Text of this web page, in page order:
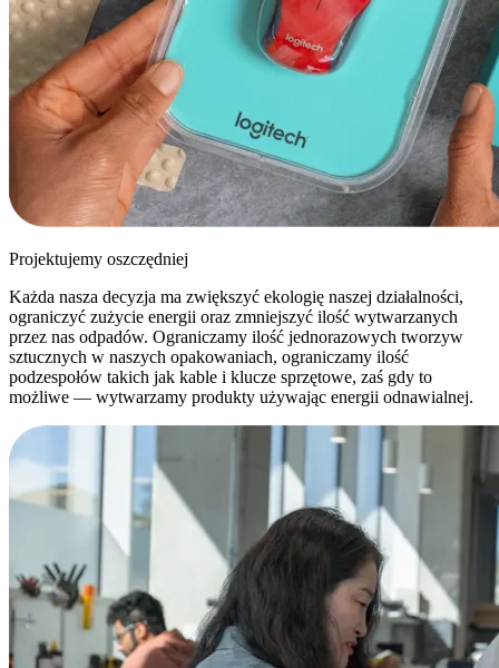
Projektujemy oszczędniej
Każda nasza decyzja ma zwiększyć ekologię naszej działalności,
ograniczyć zużycie energii oraz zmniejszyć ilość wytwarzanych
przez nas odpadów. Ograniczamy ilość jednorazowych tworzyw
sztucznych w naszych opakowaniach, ograniczamy ilość
podzespołów takich jak kable i klucze sprzętowe, zaś gdy to
możliwe — wytwarzamy produkty używając energii odnawialnej.